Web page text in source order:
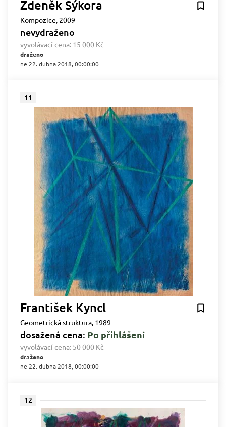
Zdeněk Sýkora
Kompozice, 2009
nevydraženo
vyvolávací cena: 15 000 Kč
draženo
ne 22. dubna 2018, 00:00:00
11
František Kyncl
Geometrická struktura, 1989
dosažená cena: Po přihlášení
vyvolávací cena: 50 000 Kč
draženo
ne 22. dubna 2018, 00:00:00
12